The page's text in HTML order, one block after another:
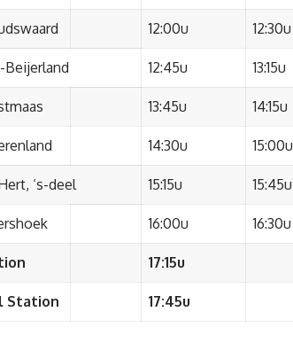
12:00u 12:30u
Beijerland 12:45u 13:15u
13:45u 14:15u
14:30u 15:00u
‘s-deel 15:15u 15:45u
16:00u 16:30u
17:15u
Station 17:45u